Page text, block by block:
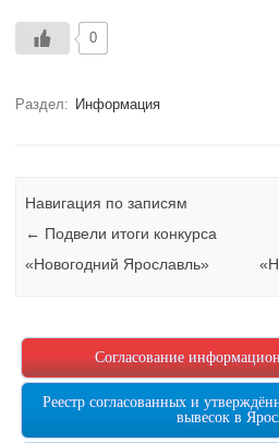
0
Раздел: Информация
Навигация по записям
← Подвели итоги конкурса
«Новогодний Ярославль»
Согласование
Реестр согласованных и
вывесок в